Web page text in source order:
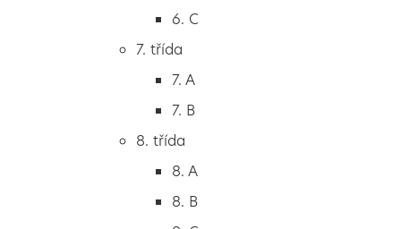
4. A
5. A
6. C
7. třída
7. A
7. B
8. třída
8. A
8. B